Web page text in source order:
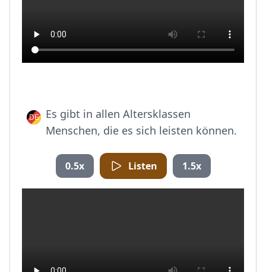
Es gibt in allen Altersklassen
Menschen, die es sich leisten können.
0.5x Listen 1.5x